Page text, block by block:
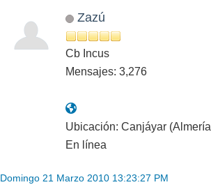
Zazú
Cb Incus
Mensajes: 3,276
Ubicación: Canjáyar
En línea
Domingo 21 Marzo 2010 13:23:27 PM